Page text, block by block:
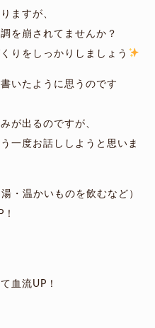
ますが、
を崩されてませんか？
りをしっかりしましょう
いたように思うのです
が出るのですが、
一度お話ししようと思いま
・温かいものを飲むなど）
血流UP！